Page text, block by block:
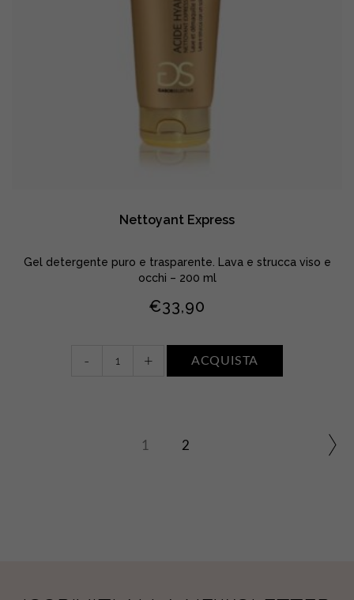
Nettoyant Express
Gel detergente puro e trasparente. Lava e strucca viso e
occhi – 200 ml
€33,90
- + ACQUISTA
1 2